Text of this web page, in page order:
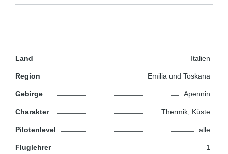
Land Italien
Region Emilia und Toskana
Gebirge Apennin
Charakter Thermik, Küste
Pilotenlevel alle
Fluglehrer 1